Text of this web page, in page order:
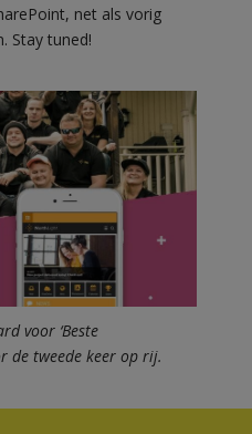
net als vorig
Stay tuned!
voor ‘Beste
de tweede keer op rij.